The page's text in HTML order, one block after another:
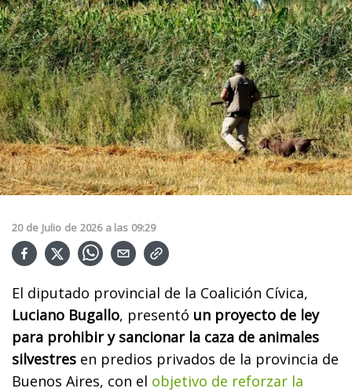
20 de Julio de 2026 a las 09:29
El diputado provincial de la Coalición Cívica,
Luciano Bugallo, presentó un proyecto de ley
para prohibir y sancionar la caza de animales
silvestres en predios privados de la provincia de
Buenos Aires, con el objetivo de reforzar la